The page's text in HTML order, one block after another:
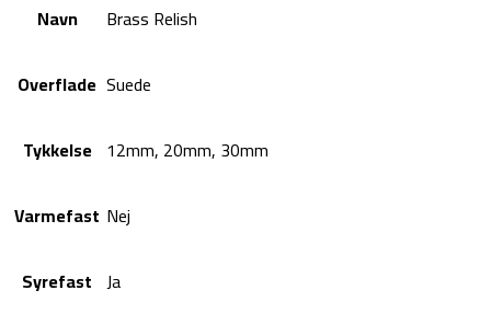
Navn
Brass Relish
Overflade Suede
Tykkelse 12mm, 20mm, 30mm
Varmefast Nej
Syrefast Ja